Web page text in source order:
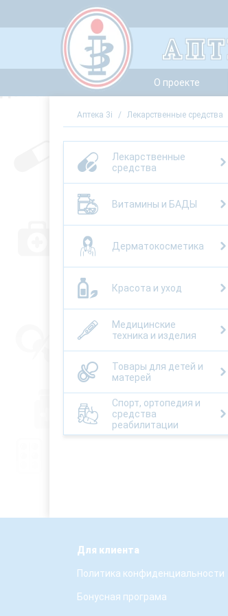
О проекте
Аптека 3i / Лекарственные средства
Лекарственные
средства
Витамины и БАДЫ
Дерматокосметика
Красота и уход
Медицинские
техника и изделия
Товары для детей и
матерей
Спорт, ортопедия и
средства
реабилитации
Для клиента
Политика конфиденциальности
Бонусная програма